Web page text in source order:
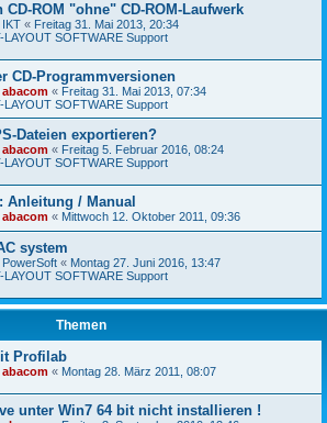
CD-ROM "ohne" CD-ROM-Laufwerk
IKT « Freitag 31. Mai 2013, 20:34
LAYOUT SOFTWARE Support
CD-Programmversionen
abacom « Freitag 31. Mai 2013, 07:34
LAYOUT SOFTWARE Support
Dateien exportieren?
abacom « Freitag 5. Februar 2016, 08:24
LAYOUT SOFTWARE Support
Anleitung / Manual
abacom « Mittwoch 12. Oktober 2011, 09:36
system
PowerSoft « Montag 27. Juni 2016, 13:47
LAYOUT SOFTWARE Support
Themen
Profilab
abacom « Montag 28. März 2011, 08:07
unter Win7 64 bit nicht installieren !